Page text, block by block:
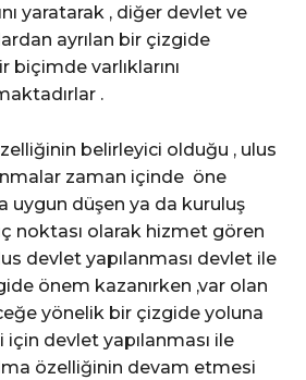
yaratarak , diğer devlet ve
ayrılan bir çizgide
varlıklarını
.
belirleyici olduğu , ulus
zaman içinde öne
uygun düşen ya da kuruluş
noktası olarak hizmet gören
devlet yapılanması devlet ile
önem kazanırken ,var olan
yönelik bir çizgide yoluna
devlet yapılanması ile
özelliğinin devam etmesi